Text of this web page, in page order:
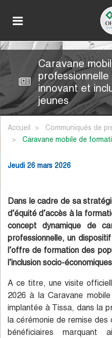
Caravane
innovant et
jeunes
Accueil
Communiqués de
caravane mobile de
Jeudi 26 mars 2026
Dans le cadre de sa
d’équité d’accès à la
concept dynamique de
professionnelle, un
l’offre de formation des
l’inclusion socio-
A ce titre, une visite
2026 à la Caravane
implantée à Tissa, dans la
la cérémonie de remise
bénéficiaires